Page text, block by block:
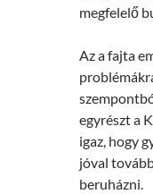
megfelelő
Az a fajta
egyrészt a
igaz, hogy
jóval
beruházni.